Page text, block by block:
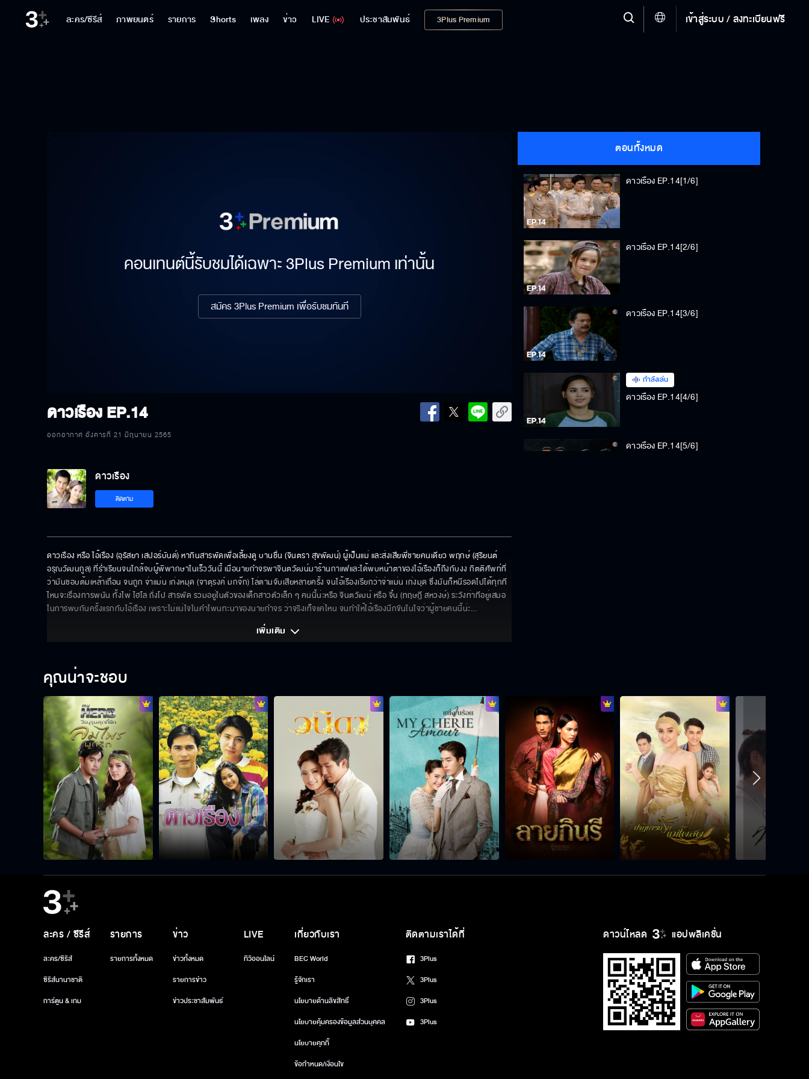
ละคร/ซีรีส์ ภาพยนตร์ รายการ Shorts เพลง ข่าว LIVE ประชาสัมพันธ์ 3Plus Premium เข้าสู่ระบบ / ลงทะเบียนฟรี
คอนเทนต์นี้รับชมได้เฉพาะ 3Plus Premium เท่านั้น
สมัคร 3Plus Premium เพื่อรับชมทันที
ดาวเรืองEP.14
ออกอากาศ อังคารที่ 21 มิถุนายน 2565
ตอนทั้งหมด
ดาวเรือง EP.14[1/6]
ดาวเรือง EP.14[2/6]
ดาวเรือง EP.14[3/6]
กำลังเล่น
ดาวเรือง EP.14[4/6]
ดาวเรือง EP.14[5/6]
ดาวเรือง
ติดตาม
ดาวเรือง หรือ ไอ้เรือง (อุรัสยา เสปอร์บันด์) หากินสารพัดเพื่อเลี้ยงดู บานชื่น (จินตรา สุขพัฒน์) ผู้เป็นแม่ และส่งเสียพี่ชายคนเดียว พฤกษ์ (สุริยนต์
อรุณวัฒนกูล) ที่ร่ำเรียนจนใกล้จบผู้พิพากษาในเร็ววันนี้ เมื่อนายกำจรพาจินตวัฒน์มาร้านกาแฟและได้พบหน้าตาของไอ้เรืองก็ถึงกับงง กิตติศัพท์ที่
ว่ามันชอบต้มเหล้าเถื่อน จนถูก จ่าแม่น เก่งหมุด (จาตุรงค์ มกจ๊ก) ไล่ตามจับเสียหลายครั้ง จนไอ้เรืองเรียกว่าจ่าแม่น เก่งมุด ซึ่งมันก็หนีรอดไปได้ทุกที
ไหนจะเรื่องการพนัน ทั้งไพ่ ไฮโล ถั่งโป สารพัด รวมอยู่ในตัวของเด็กสาวตัวเล็ก ๆ คนนี้น่ะหรือ จินตวัฒน์ หรือ จิ๋น (ทฤษฎี สหวงษ์) ระวังท่าทีอยู่เสมอ
ในการพบกันครั้งแรกกับไอ้เรือง เพราะไม่แน่ใจในคำโพนทะนาของนายกำจร ว่าจริงเท็จแค่ไหน จนทำให้ไอ้เรืองนึกขันในใจว่าผู้ชายคนนี้น่ะ...
เพิ่มเติม
คุณน่าจะชอบ
ดาวน์โหลด แอปพลิเคชั่น
ละคร / ซีรีส์
ละคร/ซีรีส์
ซีรีส์นานาชาติ
การ์ตูน & เกม
รายการ
รายการทั้งหมด
ข่าว
ข่าวทั้งหมด
รายการข่าว
ข่าวประชาสัมพันธ์
LIVE
ทีวีออนไลน์
เกี่ยวกับเรา
BEC World
รู้จักเรา
นโยบายด้านลิขสิทธิ์
นโยบายคุ้มครองข้อมูลส่วนบุคคล
นโยบายคุกกี้
ข้อกำหนด/เงื่อนไข
ติดตามเราได้ที่
3Plus
3Plus
3Plus
3Plus